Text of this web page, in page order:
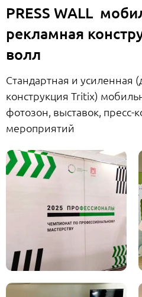
PRESS WALL
рекламная
волл
Стандартная и усиленная
конструкция Tritix)
фотозон, выставок,
мероприятий